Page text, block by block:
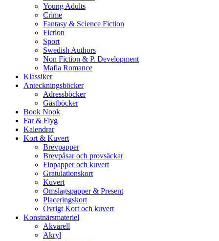
Young Adults
Crime
Fantasy & Science Fiction
Fiction
Sport
Swedish Authors
Non Fiction & P. Development
Mafia Romance
Klassiker
Anteckningsböcker
Adressböcker
Gästböcker
Book Nook
Far & Flyg
Kalendrar
Kort & Kuvert
Brevpapper
Brevpåsar och provsäckar
Finpapper och kuvert
Gratulationskort
Kuvert
Omslagspapper & Present
Placeringskort
Övrigt Kort och kuvert
Konstnärsmateriel
Akvarell
Akryl